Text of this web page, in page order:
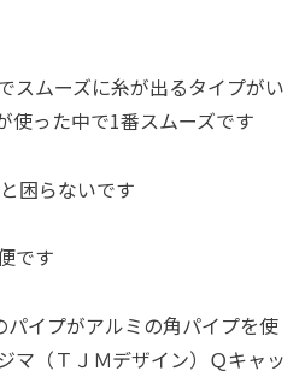
スムーズに糸が出るタイプがい
使った中で1番スムーズです
困らないです
です
パイプがアルミの角パイプを使
マ（ＴＪＭデザイン）Ｑキャッ